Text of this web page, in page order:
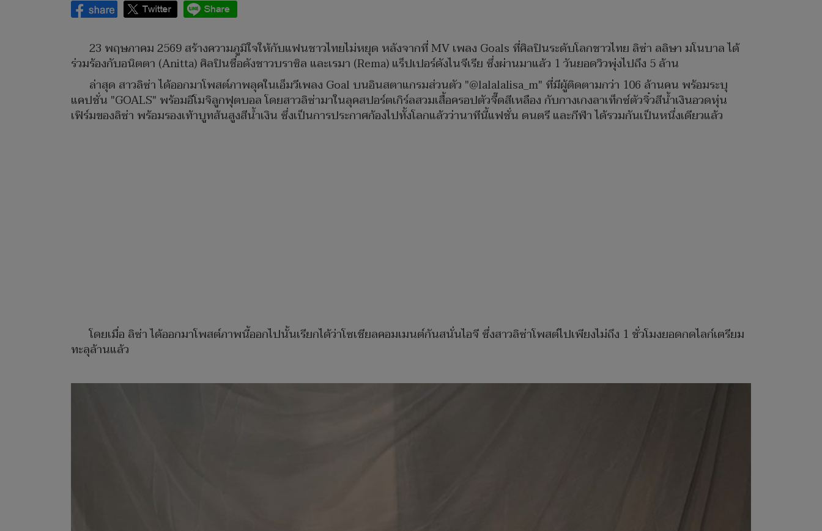
23 พฤษภาคม 2569 สร้างความภูมิใจให้กับแฟนชาวไทยไม่หยุด หลังจากที่ MV เพลง Goals ที่ศิลปินระดับโลกชาวไทย ลิซ่า ลลิษา มโนบาล ได้
ร่วมร้องกับอนิตตา (Anitta) ศิลปินชื่อดังชาวบราซิล และเรมา (Rema) แร็ปเปอร์ดังไนจีเรีย ซึ่งผ่านมาแล้ว 1 วันยอดวิวพุ่งไปถึง 5 ล้าน
ล่าสุด สาวลิซ่า ได้ออกมาโพสต์ภาพลุคในเอ็มวีเพลง Goal บนอินสตาแกรมส่วนตัว "@lalalalisa_m" ที่มีผู้ติดตามกว่า 106 ล้านคน พร้อมระบุ
แคปชั่น "GOALS" พร้อมอีโมจิลูกฟุตบอล โดยสาวลิซ่ามาในลุคสปอร์ตเกิร์ลสวมเสื้อครอปตัวจี๊ดสีเหลือง กับกางเกงลาเท็กซ์ตัวจิ๋วสีน้ำเงินอวดหุ่น
เฟิร์มของลิซ่า พร้อมรองเท้าบูทส้นสูงสีน้ำเงิน ซึ่งเป็นการประกาศก้องไปทั้งโลกแล้วว่านาทีนี้แฟชั่น ดนตรี และกีฬา ได้รวมกันเป็นหนึ่งเดียวแล้ว
โดยเมื่อ ลิซ่า ได้ออกมาโพสต์ภาพนี้ออกไปนั้นเรียกได้ว่าโซเชียลคอมเมนต์กันสนั่นไอจี ซึ่งสาวลิซ่าโพสต์ไปเพียงไม่ถึง 1 ชั่วโมงยอดกดไลก์เตรียม
ทะลุล้านแล้ว